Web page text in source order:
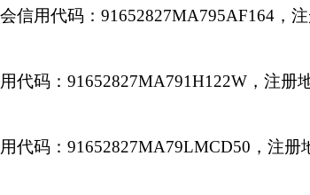
信用代码：91652827MA795AF164 ，
代码：91652827MA791H122W ，注册
代码：91652827MA79LMCD50 ，注